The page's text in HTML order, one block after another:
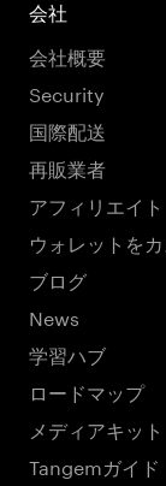
会社
会社概要
Security
国際配送
再販業者
アフィリエイト
ウォレットを
ブログ
News
学習ハブ
ロードマップ
メディアキット
Tangemガイド